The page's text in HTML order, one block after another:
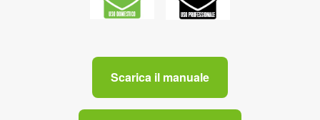
Scarica il manuale